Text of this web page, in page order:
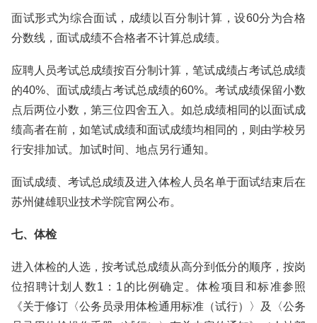
面试形式为综合面试，成绩以百分制计算，设60分为合格
分数线，面试成绩不合格者不计算总成绩。
应聘人员考试总成绩按百分制计算，笔试成绩占考试总成绩
的40%、面试成绩占考试总成绩的60%。考试成绩保留小数
点后两位小数，第三位四舍五入。如总成绩相同的以面试成
绩高者在前，如笔试成绩和面试成绩均相同的，则由学校另
行安排加试。加试时间、地点另行通知。
面试成绩、考试总成绩及进入体检人员名单于面试结束后在
苏州健雄职业技术学院官网公布。
七、体检
进入体检的人选，按考试总成绩从高分到低分的顺序，按岗
位招聘计划人数1：1的比例确定。体检项目和标准参照
《关于修订〈公务员录用体检通用标准（试行）〉及〈公务